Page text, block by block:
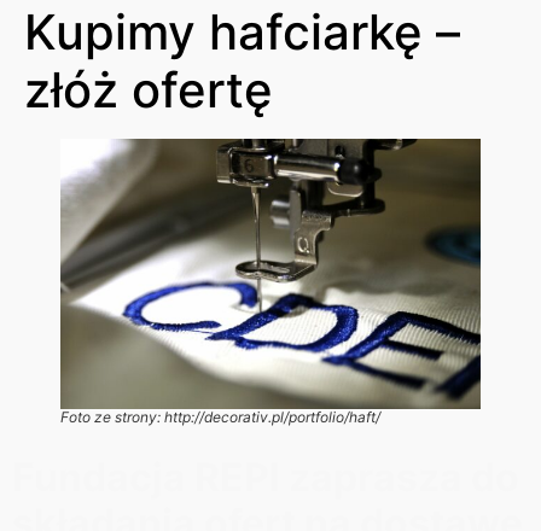
Kupimy hafciarkę –
złóż ofertę
Foto ze strony: http://decorativ.pl/portfolio/haft/